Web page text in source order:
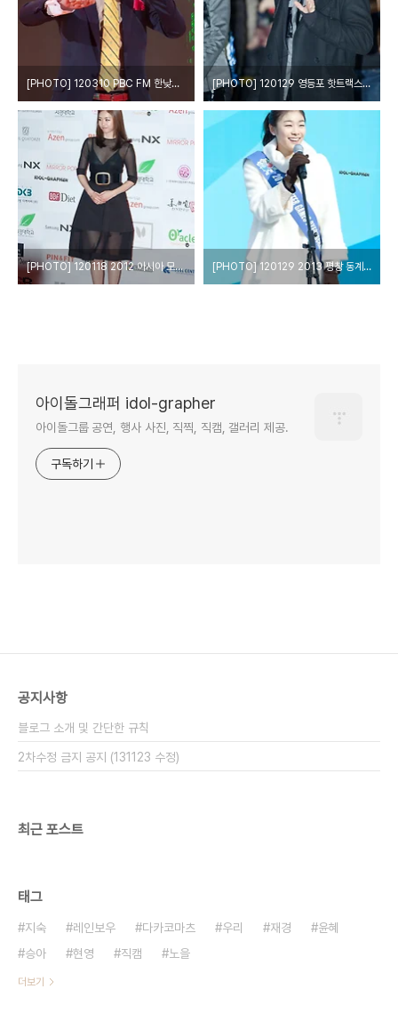
[PHOTO] 120310 PBC FM 한낮의 가요 선물 공개방송 - 레드애플 by o첫눈에o [PHOTO] 120129 영등포 핫트랙스 팬사인회 - 엠블랙 by o첫눈에o
[PHOTO] 120118 2012 아시아 모델상 시상식 - 이연희 by IDOL-GRAPHER [PHOTO] 120129 2013 평창 동계 스페셜올림픽 D-365 기념행사 - 김연아 o첫눈에o
아이돌그래퍼 idol-grapher
아이돌그룹 공연, 행사 사진, 직찍, 직캠, 갤러리 제공.
구독하기
공지사항
블로그 소개 및 간단한 규칙
2차수정 금지 공지 (131123 수정)
최근 포스트
태그
지숙 레인보우 다카코마츠 우리 재경
윤혜
승아
현영 직캠 노을
더보기